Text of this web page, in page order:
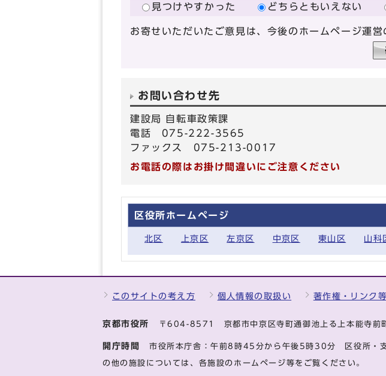
見つけやすかった
どちらともいえない
お寄せいただいたご意見は、今後のホームページ運営
お問い合わせ先
建設局 自転車政策課
電話 075-222-3565
ファックス 075-213-0017
お電話の際はお掛け間違いにご注意ください
区役所ホームページ
北区 上京区 左京区 中京区 東山区 山科
このサイトの考え方 個人情報の取扱い 著作権・リンク等
京都市役所 〒604-8571 京都市中京区寺町通御池上る上本能寺
開庁時間 市役所本庁舎：午前8時45分から午後5時30分 区役所・
の他の施設については、各施設のホームページ等をご覧ください。